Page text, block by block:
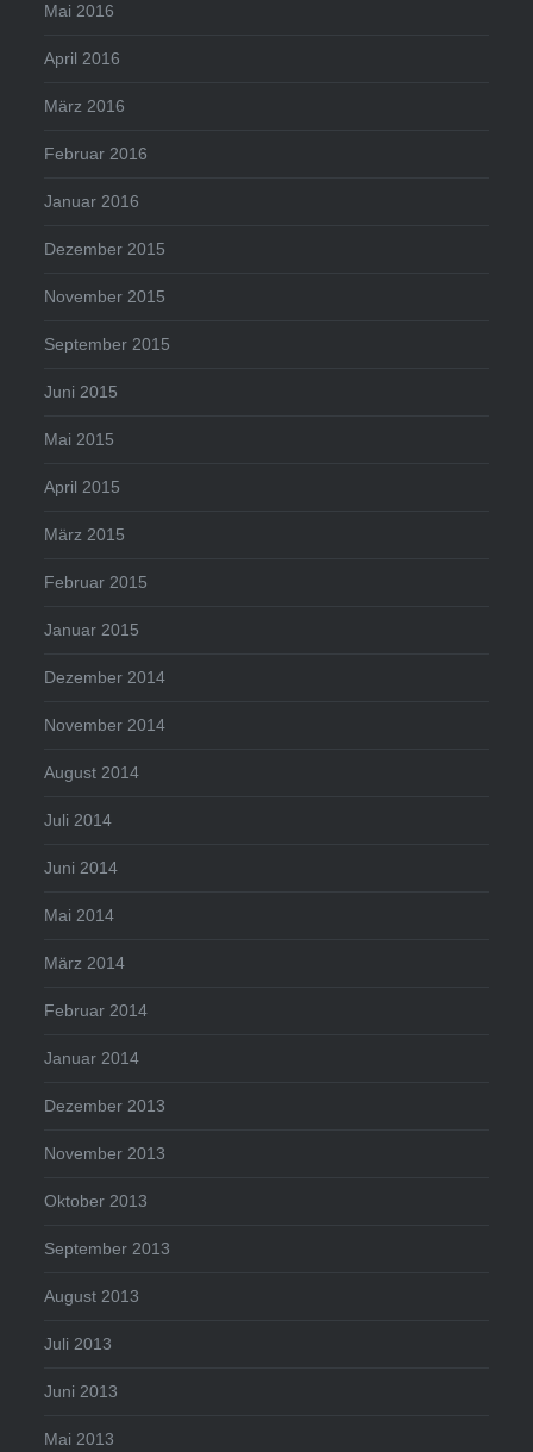
Mai 2016
April 2016
März 2016
Februar 2016
Januar 2016
Dezember 2015
November 2015
September 2015
Juni 2015
Mai 2015
April 2015
März 2015
Februar 2015
Januar 2015
Dezember 2014
November 2014
August 2014
Juli 2014
Juni 2014
Mai 2014
März 2014
Februar 2014
Januar 2014
Dezember 2013
November 2013
Oktober 2013
September 2013
August 2013
Juli 2013
Juni 2013
Mai 2013